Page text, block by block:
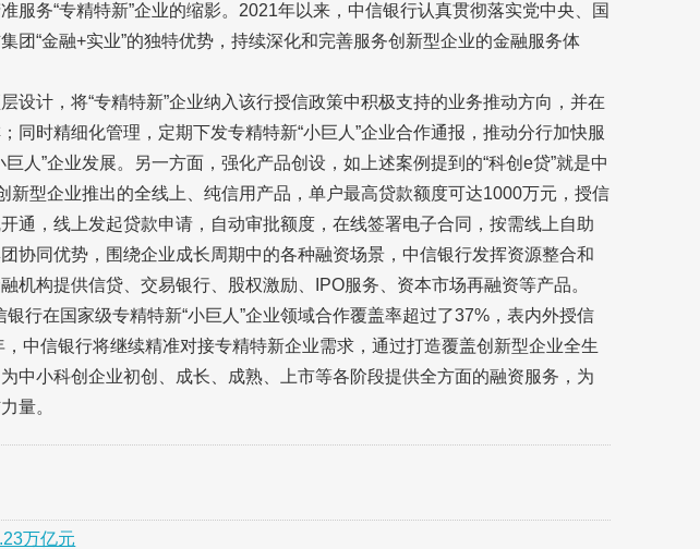
服务“专精特新”企业的缩影。2021年以来，中信银行认真贯彻落实党中央、国
团“金融+实业”的独特优势，持续深化和完善服务创新型企业的金融服务体
设计，将“专精特新”企业纳入该行授信政策中积极支持的业务推动方向，并在
同时精细化管理，定期下发专精特新“小巨人”企业合作通报，推动分行加快服
人”企业发展。另一方面，强化产品创设，如上述案例提到的“科创e贷”就是中
新型企业推出的全线上、纯信用产品，单户最高贷款额度可达1000万元，授信
通，线上发起贷款申请，自动审批额度，在线签署电子合同，按需线上自助
协同优势，围绕企业成长周期中的各种融资场景，中信银行发挥资源整合和
机构提供信贷、交易银行、股权激励、IPO服务、资本市场再融资等产品。
行在国家级专精特新“小巨人”企业领域合作覆盖率超过了37%，表内外授信
中信银行将继续精准对接专精特新企业需求，通过打造覆盖创新型企业全生
中小科创企业初创、成长、成熟、上市等各阶段提供全方面的融资服务，为
量。
万亿元